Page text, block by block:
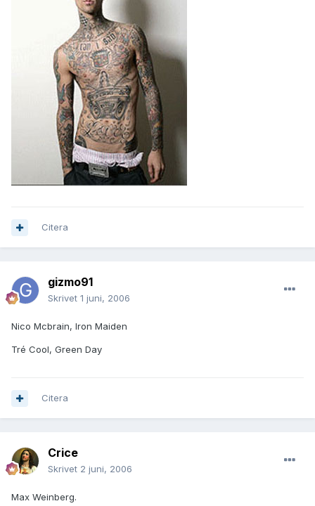
Citera
gizmo91
Skrivet 1 juni, 2006
Nico Mcbrain, Iron Maiden
Tré Cool, Green Day
Citera
Crice
Skrivet 2 juni, 2006
Max Weinberg.